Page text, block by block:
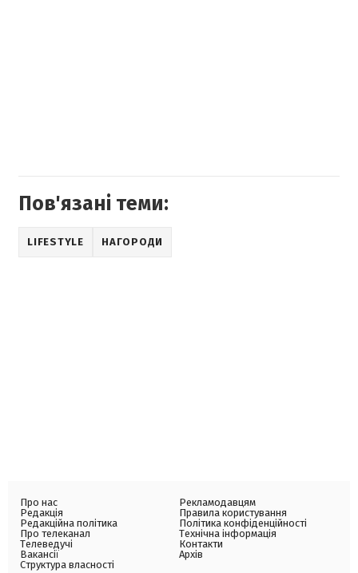
Пов'язані теми:
LIFESTYLE НАГОРОДИ
Про нас
Редакція
Редакційна політика
Про телеканал
Телеведучі
Вакансії
Структура власності
Рекламодавцям
Правила користування
Політика конфіденційності
Технічна інформація
Контакти
Архів